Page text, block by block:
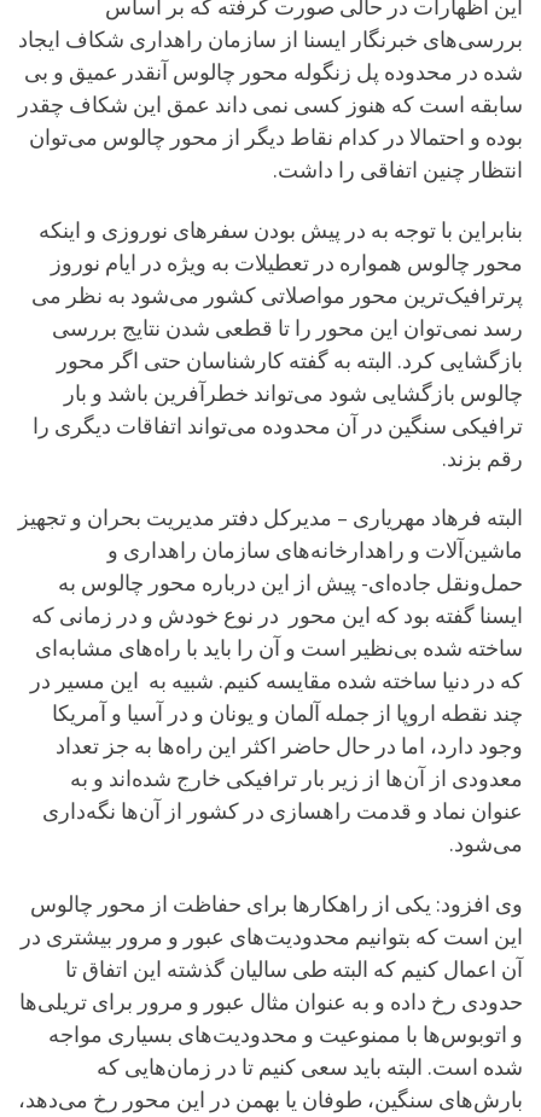
این اظهارات در حالی صورت گرفته که بر اساس
بررسی‌های خبرنگار ایسنا از سازمان راهداری شکاف ایجاد
شده در محدوده پل زنگوله محور چالوس آنقدر عمیق و بی
سابقه است که هنوز کسی نمی داند عمق این شکاف چقدر
بوده و احتمالا در کدام نقاط دیگر از محور چالوس می‌توان
انتظار چنین اتفاقی را داشت.
بنابراین با توجه به در پیش بودن سفرهای نوروزی و اینکه
محور چالوس همواره در تعطیلات به ویژه در ایام نوروز
پرترافیک‌ترین محور مواصلاتی کشور می‌شود به نظر می
رسد نمی‌توان این محور را تا قطعی شدن نتایج بررسی
بازگشایی کرد. البته به گفته کارشناسان حتی اگر محور
چالوس بازگشایی شود می‌تواند خطرآفرین باشد و بار
ترافیکی سنگین در آن محدوده می‌تواند اتفاقات دیگری را
رقم بزند.
البته فرهاد مهریاری – مدیرکل دفتر مدیریت بحران و تجهیز
ماشین‌آلات و راهدارخانه‌های سازمان راهداری و
حمل‌ونقل جاده‌ای- پیش از این درباره محور چالوس به
ایسنا گفته بود که این محور در نوع خودش و در زمانی که
ساخته شده بی‌نظیر است و آن را باید با راه‌های مشابه‌ای
که در دنیا ساخته شده مقایسه کنیم. شبیه به این مسیر در
چند نقطه اروپا از جمله آلمان و یونان و در آسیا و آمریکا
وجود دارد، اما در حال حاضر اکثر این راه‌ها به جز تعداد
معدودی از آن‌ها از زیر بار ترافیکی خارج شده‌اند و به
عنوان نماد و قدمت راهسازی در کشور از آن‌ها نگه‌داری
می‌شود.
وی افزود: یکی از راهکارها برای حفاظت از محور چالوس
این است که بتوانیم محدودیت‌های عبور و مرور بیشتری در
آن اعمال کنیم که البته طی سالیان گذشته این اتفاق تا
حدودی رخ داده و به عنوان مثال عبور و مرور برای تریلی‌ها
و اتوبوس‌ها با ممنوعیت و محدودیت‌های بسیاری مواجه
شده است. البته باید سعی کنیم تا در زمان‌هایی که
بارش‌های سنگین، طوفان یا بهمن در این محور رخ می‌دهد،